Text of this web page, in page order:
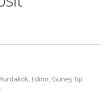
Editör, Güneş Tıp